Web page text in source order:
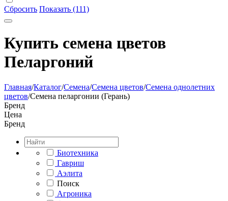
Сбросить Показать (111)
Купить семена цветов
Пеларгоний
Главная/Каталог/Семена/Семена цветов/Семена однолетних
цветов/Семена пеларгонии (Герань)
Бренд
Цена
Бренд
Биотехника
Гавриш
Аэлита
Поиск
Агроника